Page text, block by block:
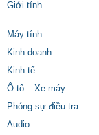
Giới tính
Máy tính
Kinh doanh
Kinh tế
Ô tô – Xe máy
Phóng sự điều tra
Audio